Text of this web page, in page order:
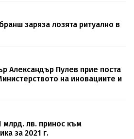
заряза лозята ритуално в
Александър Пулев прие поста
на иновациите и
млрд. лв. принос към
за 2021 г.